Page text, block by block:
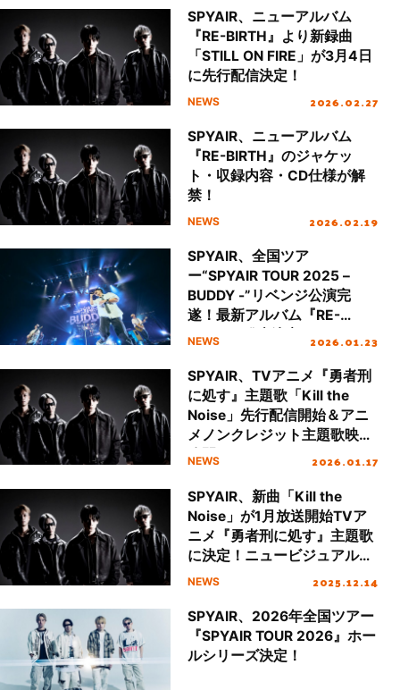
SPYAIR、ニューアルバム
『RE-BIRTH』より新録曲
「STILL ON FIRE」が3月4日
に先行配信決定！
NEWS 2026.02.27
SPYAIR、ニューアルバム
『RE-BIRTH』のジャケッ
ト・収録内容・CD仕様が解
禁！
NEWS 2026.02.19
SPYAIR、全国ツア
ー“SPYAIR TOUR 2025 –
BUDDY -”リベンジ公演完
遂！最新アルバム『RE-
BIRTH』発売決定
NEWS 2026.01.23
SPYAIR、TVアニメ『勇者刑
に処す』主題歌「Kill the
Noise」先行配信開始＆アニ
メノンクレジット主題歌映像
公開！1月18日(日)にはMusic
NEWS 2026.01.17
SPYAIR、新曲「Kill the
Noise」が1月放送開始TVア
ニメ『勇者刑に処す』主題歌
に決定！ニュービジュアル＆
アニメメインPV公開！
NEWS 2025.12.14
SPYAIR、2026年全国ツアー
『SPYAIR TOUR 2026』ホー
ルシリーズ決定！